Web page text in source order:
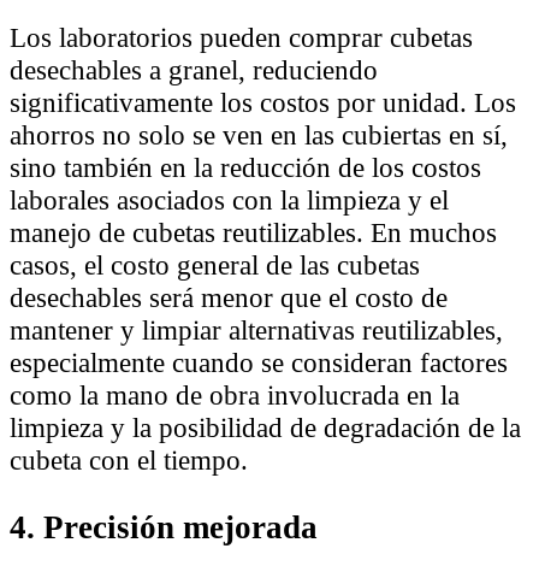
Los laboratorios pueden comprar cubetas
desechables a granel, reduciendo
significativamente los costos por unidad. Los
ahorros no solo se ven en las cubiertas en sí,
sino también en la reducción de los costos
laborales asociados con la limpieza y el
manejo de cubetas reutilizables. En muchos
casos, el costo general de las cubetas
desechables será menor que el costo de
mantener y limpiar alternativas reutilizables,
especialmente cuando se consideran factores
como la mano de obra involucrada en la
limpieza y la posibilidad de degradación de la
cubeta con el tiempo.
4. Precisión mejorada